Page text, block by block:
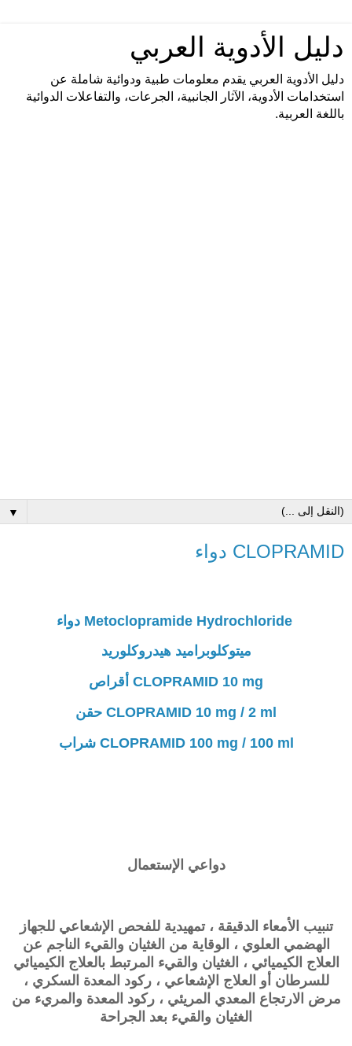
دليل الأدوية العربي
دليل الأدوية العربي يقدم معلومات طبية ودوائية شاملة عن
استخدامات الأدوية، الآثار الجانبية، الجرعات، والتفاعلات الدوائية
باللغة العربية.
▼
CLOPRAMID دواء
Metoclopramide Hydrochloride دواء
ميتوكلوبراميد هيدروكلوريد
CLOPRAMID 10 mg أقراص
CLOPRAMID 10 mg / 2 ml حقن
CLOPRAMID 100 mg / 100 ml شراب
دواعي الإستعمال
تنبيب الأمعاء الدقيقة ، تمهيدية للفحص الإشعاعي للجهاز
الهضمي العلوي ، الوقاية من الغثيان والقيء الناجم عن
العلاج الكيميائي ، الغثيان والقيء المرتبط بالعلاج الكيميائي
للسرطان أو العلاج الإشعاعي ، ركود المعدة السكري ،
مرض الارتجاع المعدي المريئي ، ركود المعدة والمريء من
الغثيان والقيء بعد الجراحة